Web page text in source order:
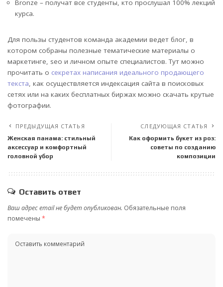
Bronze – получат все студенты, кто прослушал 100% лекций
курса.
Для пользы студентов команда академии ведет блог, в
котором собраны полезные тематические материалы о
маркетинге, seo и личном опыте специалистов. Тут можно
прочитать о секретах написания идеального продающего
текста, как осуществляется индексация сайта в поисковых
сетях или на каких бесплатных биржах можно скачать крутые
фотографии.
ПРЕДЫДУЩАЯ СТАТЬЯ
Женская панама: стильный
аксессуар и комфортный
головной убор
СЛЕДУЮЩАЯ СТАТЬЯ
Как оформить букет из роз:
советы по созданию
композиции
Оставить ответ
Ваш адрес email не будет опубликован. Обязательные поля
помечены *